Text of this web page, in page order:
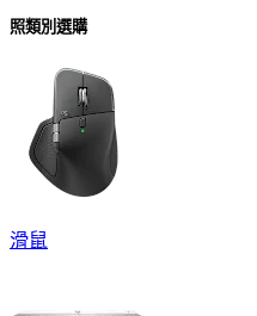
照類別選購
滑鼠